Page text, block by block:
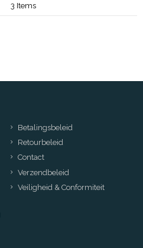
3 Items
Betalingsbeleid
Retourbeleid
Contact
Verzendbeleid
Veiligheid & Conformiteit